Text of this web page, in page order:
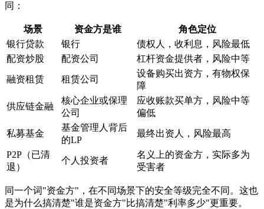
同：
场景 资金方是谁
角色定位
银行贷款
银行
债权人，收利息，风险最低
配资炒股
配资公司 杠杆资金提供者，风险中等
融资租赁 租赁公司
设备购买出资方，有物权保
障
供应链金融
核心企业或保理
公司
应收账款买单方，风险中等
偏低
私募基金
基金管理人背后
的LP
最终出资人，风险最高
P2P（已清
退）
个人投资者
名义上的资金方，实际多为
受害者
同一个词"资金方"，在不同场景下的安全等级完全不同。这也
是为什么搞清楚"谁是资金方"比搞清楚"利率多少"更重要。